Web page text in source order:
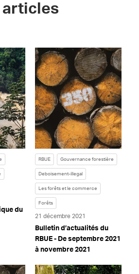
articles
du
RBUE Gouvernance forestière
Deboisement-illegal
Les forêts et le commerce
Forêts
21 décembre 2021
Bulletin d’actualités du
RBUE - De septembre 2021
à novembre 2021